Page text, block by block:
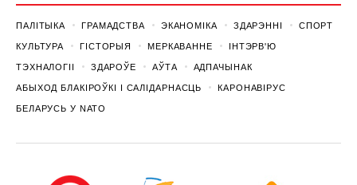
ПАЛІТЫКА ГРАМАДСТВА ЭКАНОМІКА ЗДАРЭННI СПОРТ
КУЛЬТУРА ГІСТОРЫЯ МЕРКАВАННЕ ІНТЭРВ'Ю
ТЭХНАЛОГІІ ЗДАРОЎЕ АЎТА АДПАЧЫНАК
АБЫХОД БЛАКІРОЎКІ І САЛІДАРНАСЦЬ КАРОНАВІРУС
БЕЛАРУСЬ У NATO